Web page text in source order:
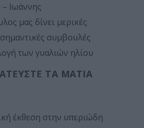
Ιωάννης
μας δίνει μερικές
συμβουλές
των γυαλιών ηλίου
ΤΑ ΜΆΤΙΑ
έκθεση στην υπεριώδη